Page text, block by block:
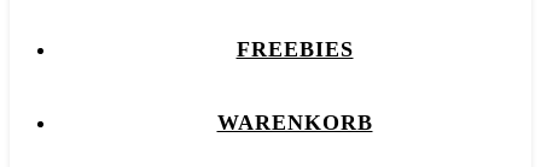
FREEBIES
WARENKORB